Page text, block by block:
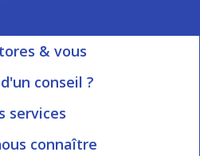
& vous
compte
conseil ?
au Vendredi
services
livraison
connaître